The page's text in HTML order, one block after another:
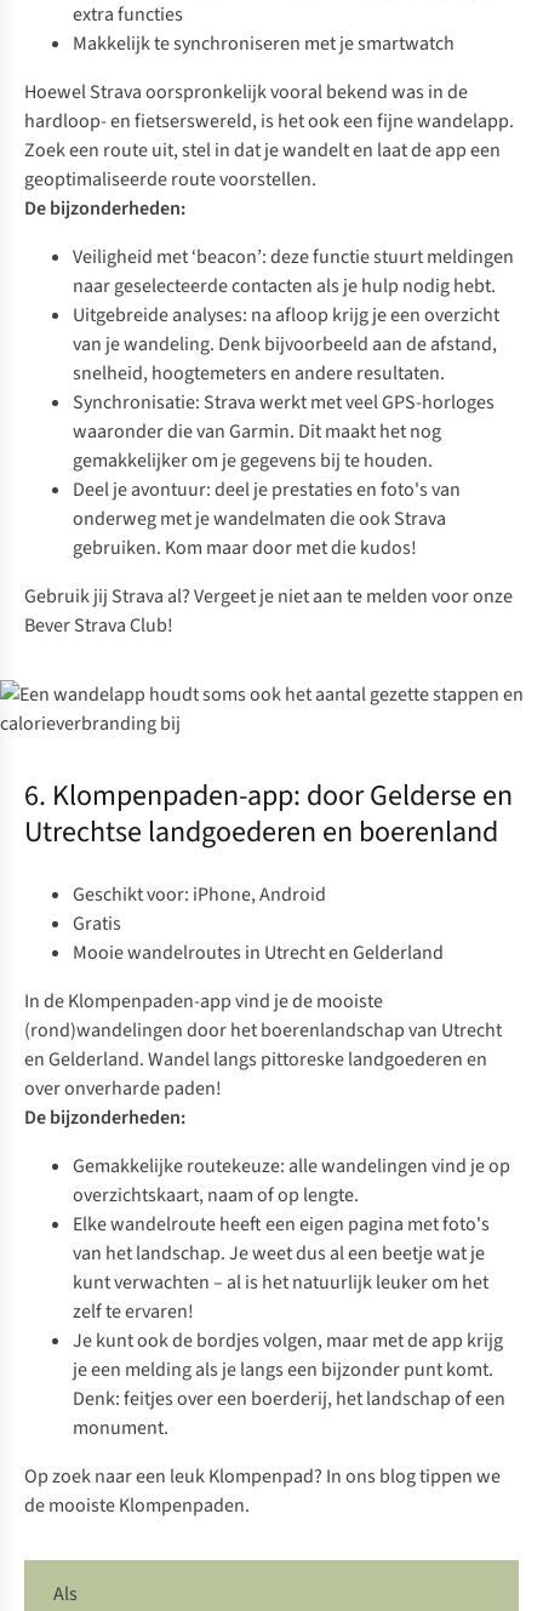
extra functies
Makkelijk te synchroniseren met je smartwatch
HoewelStravaoorspronkelijk vooral bekend was in de
hardloop- en fietserswereld, is het ook een fijne wandelapp.
Zoek een route uit, stel in dat je wandelt en laat de app een
geoptimaliseerde route voorstellen.
De bijzonderheden:
Veiligheid met ‘beacon’: deze functie stuurt meldingen
naar geselecteerde contacten als je hulp nodig hebt.
Uitgebreide analyses: na afloop krijg je een overzicht
van je wandeling. Denk bijvoorbeeld aan de afstand,
snelheid, hoogtemeters en andere resultaten.
Synchronisatie: Strava werkt met veel GPS-horloges
waaronder die vanGarmin. Dit maakt het nog
gemakkelijker om je gegevens bij te houden.
Deel je avontuur: deel je prestaties en foto's van
onderweg met je wandelmaten die ook Strava
gebruiken. Kom maar door met diekudos!
Gebruik jij Strava al? Vergeet je niet aan te melden vooronze
Bever Strava Club!
6. Klompenpaden-app: door Gelderse en
Utrechtse landgoederen en boerenland
Geschikt voor: iPhone, Android
Gratis
Mooie wandelroutes in Utrecht en Gelderland
In deKlompenpaden-appvind je de mooiste
(rond)wandelingen door het boerenlandschap van Utrecht
en Gelderland. Wandel langs pittoreske landgoederen en
over onverharde paden!
De bijzonderheden:
Gemakkelijke routekeuze: alle wandelingen vind je op
overzichtskaart, naam of op lengte.
Elke wandelroute heeft een eigen pagina met foto's
van het landschap. Je weet dus al een beetje wat je
kunt verwachten – al is het natuurlijk leuker om het
zelf te ervaren!
Je kunt ook de bordjes volgen, maar met de app krijg
je een melding als je langs een bijzonder punt komt.
Denk: feitjes over een boerderij, het landschap of een
monument.
Op zoek naar een leuk Klompenpad? In ons blogtippen we
de mooiste Klompenpaden.
Als